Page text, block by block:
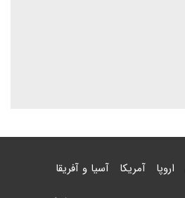
اروپا آمریکا آسیا و آفریقا